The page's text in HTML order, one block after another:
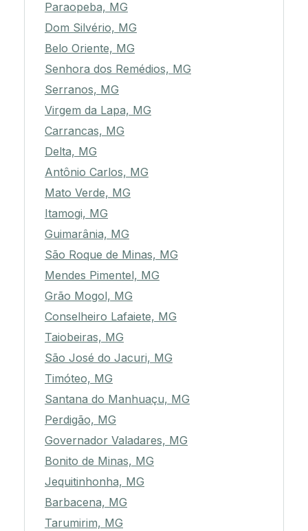
Paraopeba, MG
Dom Silvério, MG
Belo Oriente, MG
Senhora dos Remédios, MG
Serranos, MG
Virgem da Lapa, MG
Carrancas, MG
Delta, MG
Antônio Carlos, MG
Mato Verde, MG
Itamogi, MG
Guimarânia, MG
São Roque de Minas, MG
Mendes Pimentel, MG
Grão Mogol, MG
Conselheiro Lafaiete, MG
Taiobeiras, MG
São José do Jacuri, MG
Timóteo, MG
Santana do Manhuaçu, MG
Perdigão, MG
Governador Valadares, MG
Bonito de Minas, MG
Jequitinhonha, MG
Barbacena, MG
Tarumirim, MG